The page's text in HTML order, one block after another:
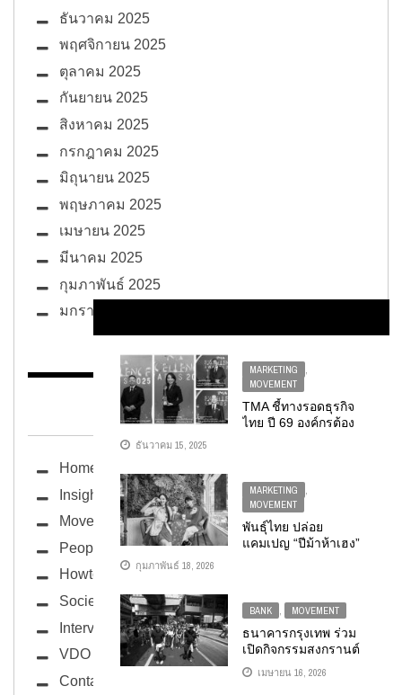
MARKETING
MOVEMENT
TMA ชี้ทางรอดธุรกิจ
ไทย ปี 69 องค์กรต้อง
ยั่งยืน” หัวใจหลักฝ่า
คลื่นเศรษฐกิจ
ธันวาคม 15, 2025
MARKETING
,
MOVEMENT
พันธุ์ไทย ปล่อย
แคมเปญ “ปีม้าห้าเฮง”
กระแสผ่าน “เจ๊แต๋ว”
เมนูพิเศษ แก้วมงคล
และของขวัญสุดเฮง
กุมภาพันธ์ 18, 2026
BANK , MOVEMENT
ธนาคารกรุงเทพ ร่วม
เปิดกิจกรรมสงกรานต์
สีลม 2569 ชวนคน
ไทย-นักท่องเที่ยว ห่ม
เมษายน 16, 2026
ธันวาคม 2025
พฤศจิกายน 2025
ตุลาคม 2025
กันยายน 2025
สิงหาคม 2025
กรกฎาคม 2025
มิถุนายน 2025
พฤษภาคม 2025
เมษายน 2025
มีนาคม 2025
กุมภาพันธ์ 2025
มกราคม 2025
BUG ซอกแซก
Home
Insight
Movement
People
Howto
Society
Interview
VDO
Contact